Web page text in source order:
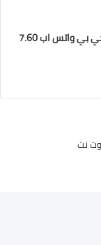
تحميل تطبيق gbwhatsapp جي بي واتس اب 7.60
نت